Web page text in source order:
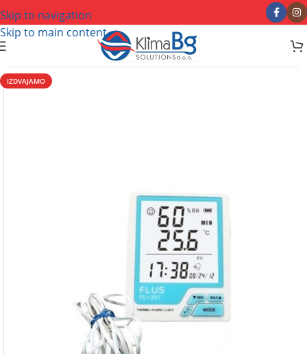
Skip to navigation
Skip to main content
IZDVAJAMO